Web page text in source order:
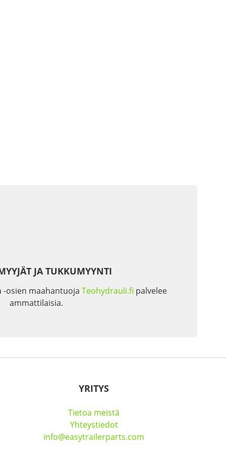
JA TUKKUMYYNTI
-osien maahantuoja Teohydrauli.fi palvelee
ammattilaisia.
YRITYS
Tietoa meistä
Yhteystiedot
info@easytrailerparts.com